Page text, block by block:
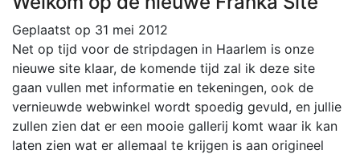
Geplaatst op 31 mei 2012
Net op tijd voor de stripdagen in Haarlem is onze
nieuwe site klaar, de komende tijd zal ik deze site
gaan vullen met informatie en tekeningen, ook de
vernieuwde webwinkel wordt spoedig gevuld, en jullie
zullen zien dat er een mooie gallerij komt waar ik kan
laten zien wat er allemaal te krijgen is aan origineel